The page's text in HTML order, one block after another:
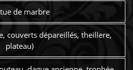
de marbre
couverts dépareillés, theillere,
plateau)